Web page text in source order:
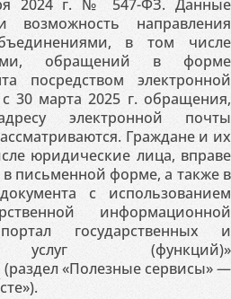
2024 г. № 547-ФЗ. Данные
возможность направления
в том числе
обращений в форме
посредством электронной
30 марта 2025 г. обращения,
электронной почты
Граждане и их
юридические лица, вправе
письменной форме, а также в
с использованием
информационной
государственных и
услуг (функций)»
(раздел «Полезные сервисы» —